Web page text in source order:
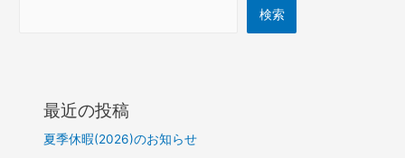
検索
最近の投稿
夏季休暇(2026)のお知らせ